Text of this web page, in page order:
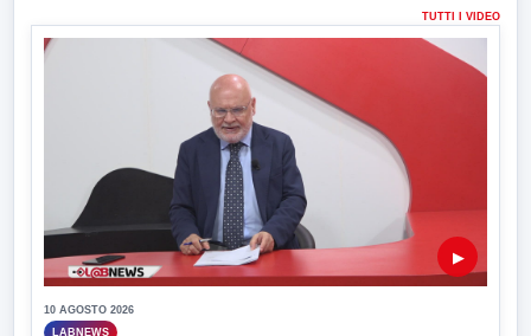
TUTTI I VIDEO
▶
10 AGOSTO 2026
LABNEWS